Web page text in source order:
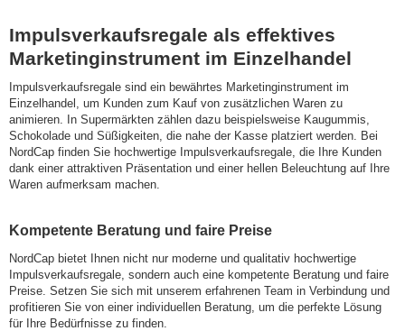
Impulsverkaufsregale als effektives
Marketinginstrument im Einzelhandel
Impulsverkaufsregale sind ein bewährtes Marketinginstrument im
Einzelhandel, um Kunden zum Kauf von zusätzlichen Waren zu
animieren. In Supermärkten zählen dazu beispielsweise Kaugummis,
Schokolade und Süßigkeiten, die nahe der Kasse platziert werden. Bei
NordCap finden Sie hochwertige Impulsverkaufsregale, die Ihre Kunden
dank einer attraktiven Präsentation und einer hellen Beleuchtung auf Ihre
Waren aufmerksam machen.
Kompetente Beratung und faire Preise
NordCap bietet Ihnen nicht nur moderne und qualitativ hochwertige
Impulsverkaufsregale, sondern auch eine kompetente Beratung und faire
Preise. Setzen Sie sich mit unserem erfahrenen Team in Verbindung und
profitieren Sie von einer individuellen Beratung, um die perfekte Lösung
für Ihre Bedürfnisse zu finden.